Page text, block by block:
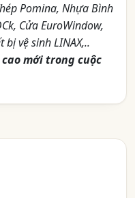
Pomina, Nhựa Bình
Cửa EuroWindow,
vệ sinh LINAX,..
mới trong cuộc